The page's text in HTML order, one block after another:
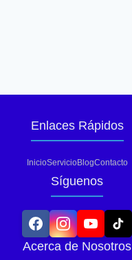
Enlaces Rápidos
InicioServicioBlogContacto
Síguenos
Acerca de Nosotros